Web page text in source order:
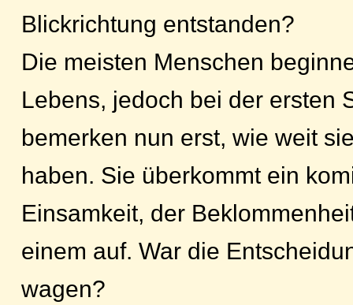
Blickrichtung entstanden?
Die meisten Menschen
Lebens, jedoch bei der ersten
bemerken nun erst, wie weit
haben. Sie überkommt ein
Einsamkeit, der
einem auf. War die
wagen?